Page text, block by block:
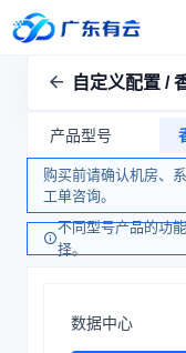
自定义配置 /
产品型号
购买前请确认机房、
工单咨询。
不同型号产品的功
择。
数据中心